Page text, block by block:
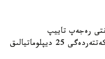
رەجەپ تاييپ
ەردوعاننىڭ جارلىعىمەن شەت مەملەكەتتەردەگى 25 ديپلوماتيالىق